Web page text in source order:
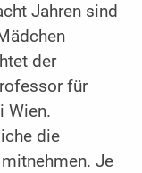
Jahren sind
der
für
Wien.
die
Je